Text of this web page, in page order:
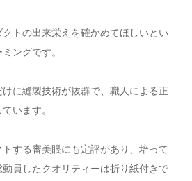
トの出来栄えを確かめてほしいとい
ングです。
に縫製技術が抜群で、職人による正
います。
する審美眼にも定評があり、培って
員したクオリティーは折り紙付きで